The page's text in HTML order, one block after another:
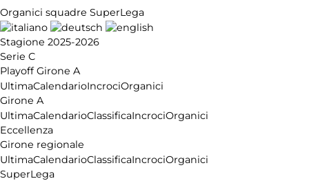
Organici squadre SuperLega
Stagione 2025-2026
Serie C
Playoff Girone A
UltimaCalendarioIncrociOrganici
Girone A
UltimaCalendarioClassificaIncrociOrganici
Eccellenza
Girone regionale
UltimaCalendarioClassificaIncrociOrganici
SuperLega